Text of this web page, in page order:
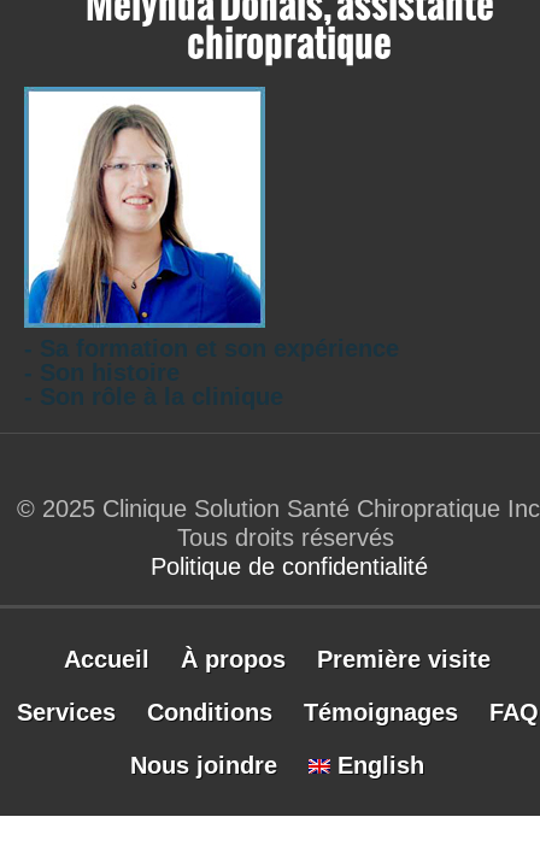
chiropratique
- Sa formation et son expérience
- Son histoire
- Son rôle à la clinique
© 2025 Clinique Solution Santé Chiropratique
Tous droits réservés
Politique de confidentialité
Accueil À propos
Première visite
Services
Conditions Témoignages
FAQ
Nous joindre
English